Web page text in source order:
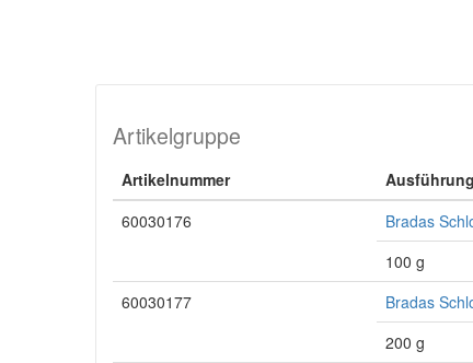
Artikelgruppe
Artikelnummer
Ausführung
60030176
Bradas
100 g
60030177
Bradas
200 g